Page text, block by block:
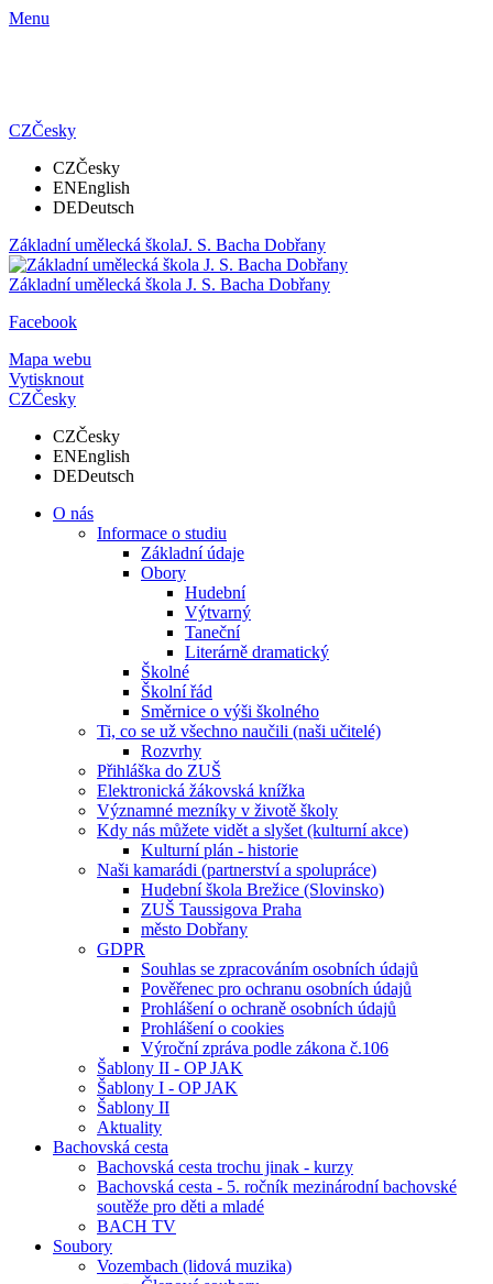
Menu
CZČesky
CZČesky
ENEnglish
DEDeutsch
Základní umělecká školaJ. S. Bacha Dobřany
Základní umělecká škola J. S. Bacha Dobřany
Facebook
Mapa webu
Vytisknout
CZČesky
CZČesky
ENEnglish
DEDeutsch
O nás
Informace o studiu
Základní údaje
Obory
Hudební
Výtvarný
Taneční
Literárně dramatický
Školné
Školní řád
Směrnice o výši školného
Ti, co se už všechno naučili (naši učitelé)
Rozvrhy
Přihláška do ZUŠ
Elektronická žákovská knížka
Významné mezníky v životě školy
Kdy nás můžete vidět a slyšet (kulturní akce)
Kulturní plán - historie
Naši kamarádi (partnerství a spolupráce)
Hudební škola Brežice (Slovinsko)
ZUŠ Taussigova Praha
město Dobřany
GDPR
Souhlas se zpracováním osobních údajů
Pověřenec pro ochranu osobních údajů
Prohlášení o ochraně osobních údajů
Prohlášení o cookies
Výroční zpráva podle zákona č.106
Šablony II - OP JAK
Šablony I - OP JAK
Šablony II
Aktuality
Bachovská cesta
Bachovská cesta trochu jinak - kurzy
Bachovská cesta - 5. ročník mezinárodní bachovské
soutěže pro děti a mladé
BACH TV
Soubory
Vozembach (lidová muzika)